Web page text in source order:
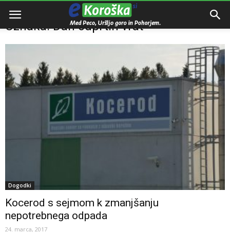
Domov Dan odprtih vrat
Oznaka: Dan odprtih vrat
Dogodki
Kocerod s sejmom k zmanjšanju
nepotrebnega odpada
24. marca, 2017